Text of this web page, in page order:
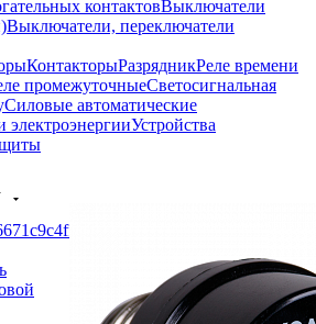
контактовВыключатели
Выключатели, переключатели
КонтакторыРазрядникРеле времени
промежуточныеСветосигнальная
Силовые автоматические
электроэнергииУстройства